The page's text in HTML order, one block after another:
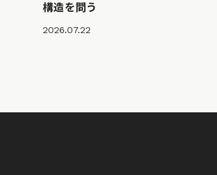
構造を問う
2026.07.22